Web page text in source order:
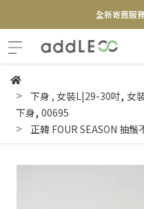
全新寄賣服
【實體概
下身 , 女裝L|29-30吋, 女
下身, 00695
正韓 FOUR SEASON 抽鬚